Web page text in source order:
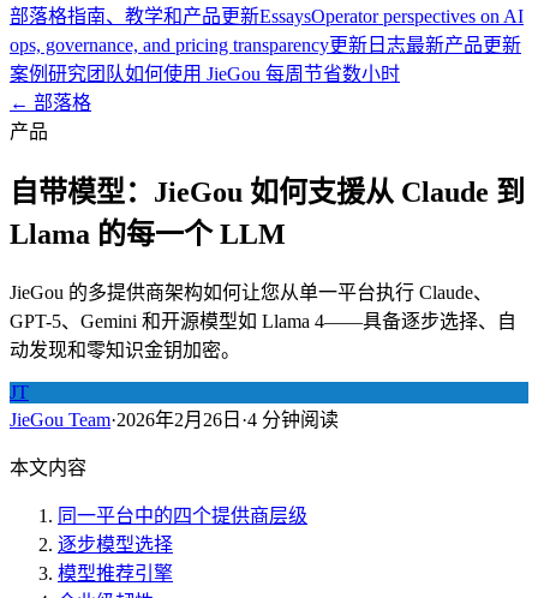
部落格指南、教学和产品更新EssaysOperator perspectives on AI
ops, governance, and pricing transparency更新日志最新产品更新
案例研究团队如何使用 JieGou 每周节省数小时
← 部落格
产品
自带模型：JieGou 如何支援从 Claude 到
Llama 的每一个 LLM
JieGou 的多提供商架构如何让您从单一平台执行 Claude、
GPT-5、Gemini 和开源模型如 Llama 4——具备逐步选择、自
动发现和零知识金钥加密。
JT
JieGou Team·2026年2月26日 ·4 分钟阅读
本文内容
同一平台中的四个提供商层级
逐步模型选择
模型推荐引擎